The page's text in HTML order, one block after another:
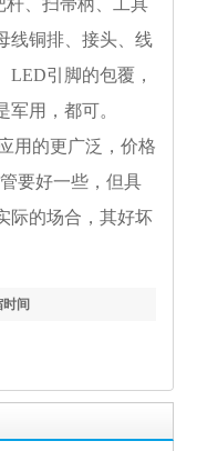
、扫帚柄、工具
线铜排、接头、线
引脚的包覆，
用，都可。
用的更广泛，价格
要好一些，但具
际的场合，其好坏
间